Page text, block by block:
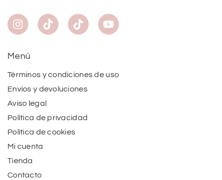
Menú
Términos y condiciones de uso
Envíos y devoluciones
Aviso legal
Política de privacidad
Política de cookies
Mi cuenta
Tienda
Contacto